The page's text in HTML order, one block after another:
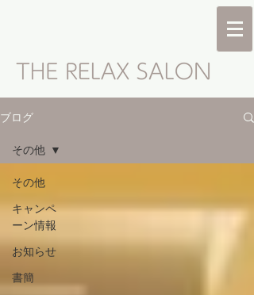
ブログ
その他
キャンペ
ーン情報
お知らせ
書簡
その他